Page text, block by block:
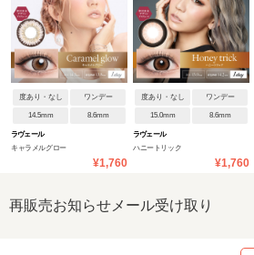
度あり・なし ワンデー
14.5mm 8.6mm
ラヴェール
キャラメルグロー
¥1,760
度あり・なし ワンデー
15.0mm 8.6mm
ラヴェール
ハニートリック
¥1,760
再販売お知らせメール受け取り